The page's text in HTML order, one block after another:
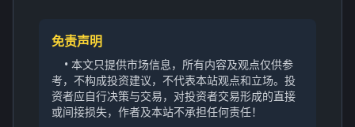
免责声明
• 本文只提供市场信息，所有内容及观点仅供参
考，不构成投资建议，不代表本站观点和立场。投
资者应自行决策与交易，对投资者交易形成的直接
或间接损失，作者及本站不承担任何责任！